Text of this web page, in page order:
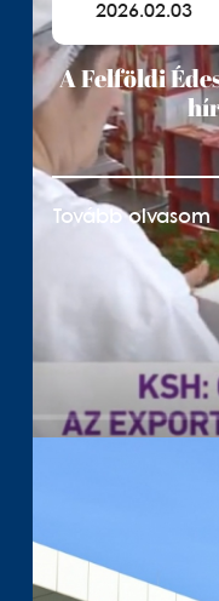
2026.02.03
A Felföldi
Tovább olvasom